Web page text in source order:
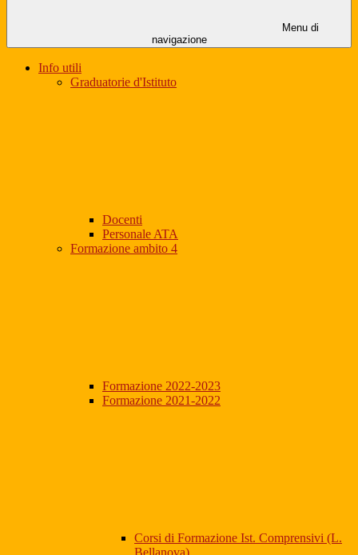
Menu di
navigazione
Info utili
Graduatorie d'Istituto
Docenti
Personale ATA
Formazione ambito 4
Formazione 2022-2023
Formazione 2021-2022
Corsi di Formazione Ist. Comprensivi (L.